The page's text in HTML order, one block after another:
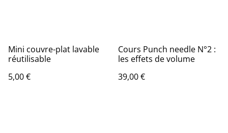
Mini couvre-plat lavable
réutilisable
5,00 €
Cours Punch needle N°2 :
les effets de volume
39,00 €